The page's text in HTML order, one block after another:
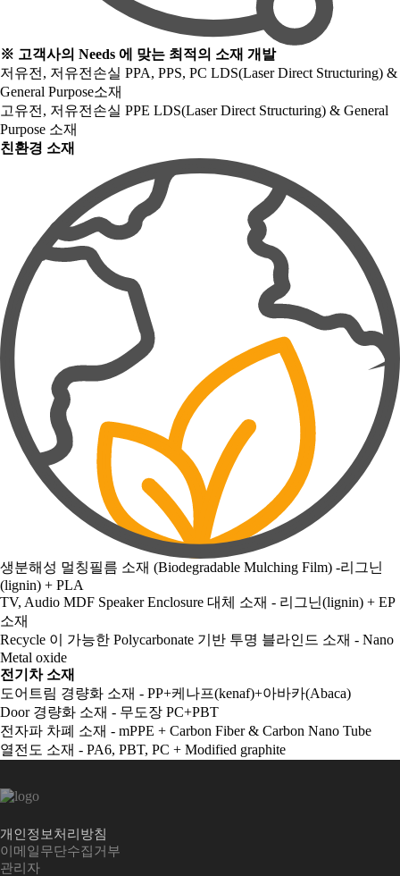
※ 고객사의 Needs 에 맞는 최적의 소재 개발
저유전, 저유전손실 PPA, PPS, PC LDS(Laser Direct Structuring) &
General Purpose소재
고유전, 저유전손실 PPE LDS(Laser Direct Structuring) & General
Purpose 소재
친환경 소재
생분해성 멀칭필름 소재 (Biodegradable Mulching Film) -리그닌
(lignin) + PLA
TV, Audio MDF Speaker Enclosure 대체 소재 - 리그닌(lignin) + EP
소재
Recycle 이 가능한 Polycarbonate 기반 투명 블라인드 소재 - Nano
Metal oxide
전기차 소재
도어트림 경량화 소재 - PP+케나프(kenaf)+아바카(Abaca)
Door 경량화 소재 - 무도장 PC+PBT
전자파 차폐 소재 - mPPE + Carbon Fiber & Carbon Nano Tube
열전도 소재 - PA6, PBT, PC + Modified graphite
개인정보처리방침
이메일무단수집거부
관리자